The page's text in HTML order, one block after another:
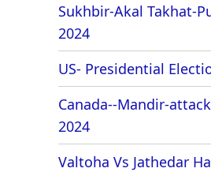
Sukhbir-Akal Takhat-
2024
US- Presidential
Canada--Mandir-
2024
Valtoha Vs Jathedar